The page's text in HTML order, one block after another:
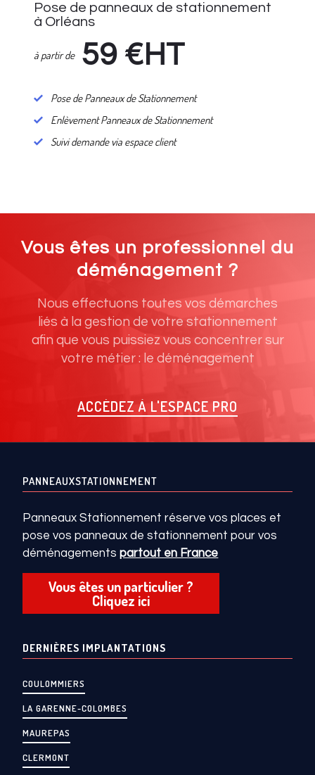
Pose de panneaux de stationnement
à Orléans
à partir de 59 €HT
Pose de Panneaux de Stationnement
Enlèvement Panneaux de Stationnement
Suivi demande via espace client
Vous êtes un professionnel du
déménagement ?
Nous effectuons toutes vos démarches
liés à la gestion de votre stationnement
afin que vous puissiez vous concentrer sur
votre métier : le déménagement
ACCÉDEZ À L'ESPACE PRO
PANNEAUXSTATIONNEMENT
Panneaux Stationnement réserve vos places et
pose vos panneaux de stationnement pour vos
déménagementspartout en France
Vous êtes un particulier ?
Cliquez ici
DERNIÈRES IMPLANTATIONS
COULOMMIERS
LA GARENNE-COLOMBES
MAUREPAS
CLERMONT